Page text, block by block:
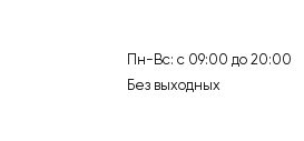
Пн-Вс: с 09:00 до 20:00
Без выходных